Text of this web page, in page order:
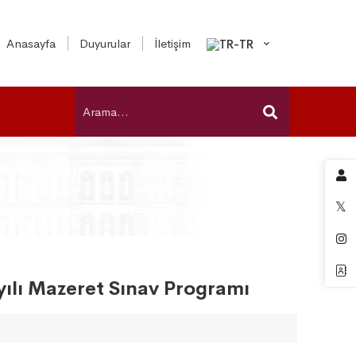
Anasayfa Duyurular İletişim
Mazeret Sınav Programı